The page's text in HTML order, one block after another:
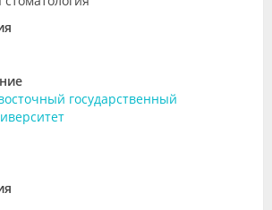
государственный